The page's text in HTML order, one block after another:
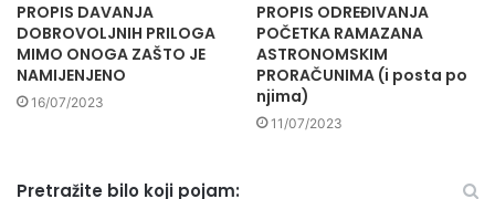
PROPIS DAVANJA
DOBROVOLJNIH PRILOGA
MIMO ONOGA ZAŠTO JE
NAMIJENJENO
16/07/2023
PROPIS ODREĐIVANJA
POČETKA RAMAZANA
ASTRONOMSKIM
PRORAČUNIMA (i posta po
njima)
11/07/2023
Pretražite bilo koji pojam: